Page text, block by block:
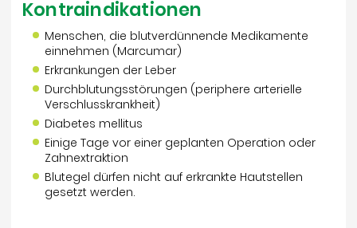
Kontraindikationen
Menschen, die blutverdünnende Medikamente
einnehmen (Marcumar)
Erkrankungen der Leber
Durchblutungsstörungen (periphere arterielle
Verschlusskrankheit)
Diabetes mellitus
Einige Tage vor einer geplanten Operation oder
Zahnextraktion
Blutegel dürfen nicht auf erkrankte Hautstellen
gesetzt werden.